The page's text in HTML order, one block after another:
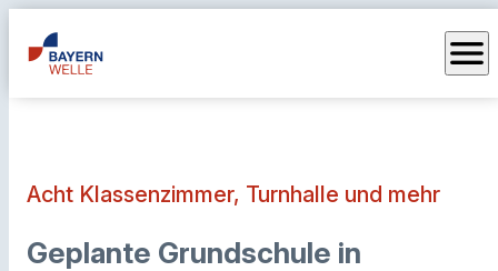
menu
Acht Klassenzimmer, Turnhalle und mehr
Geplante Grundschule in